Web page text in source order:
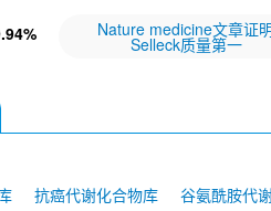
Nature medicine文章证
Selleck质量第一
抗癌代谢化合物库 谷氨酰胺代